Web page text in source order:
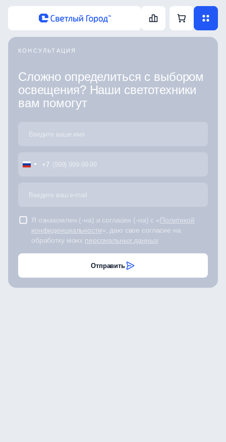
КОНСУЛЬТАЦИЯ
Сложно определиться с выбором
освещения? Наши светотехники
вам помогут
+7
Я ознакомлен (-на) и согласен (-на) с «Политикой
конфиденциальности», даю свое согласие на
обработку моих персональных данных
Отправить